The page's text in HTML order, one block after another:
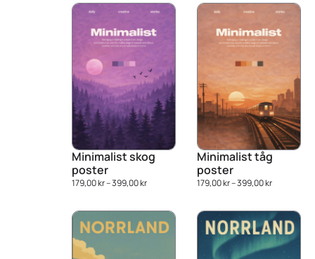
Minimalist skog
poster
179,00kr–399,00kr
Minimalist tåg
poster
179,00kr–399,00kr